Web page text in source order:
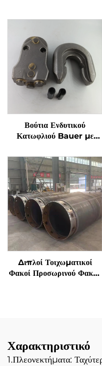
Βούτια Ενδυτικού
Κατωφλιού Bauer με
Βάσεων
Διπλοί Τοιχωματικοί
Φακοί Προσωρινού Φακού
Χαρακτηριστικό
1.Πλεονεκτήματα: